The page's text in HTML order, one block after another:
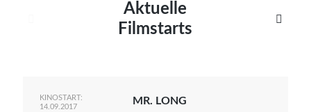
Aktuelle
Filmstarts

KINOSTART:
14.09.2017
MR. LONG